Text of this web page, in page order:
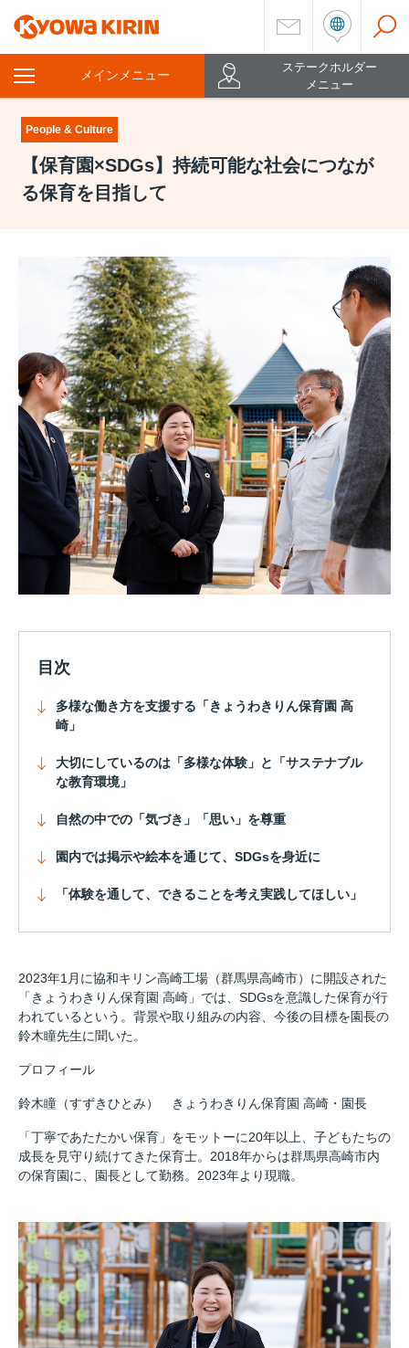
メインメニュー
を
開
く
ステークホルダー
メニュー
People & Culture
【保育園×SDGs】持続可能な社会につなが
る保育を目指して
目次
多様な働き方を支援する「きょうわきりん保育園 高
崎」
大切にしているのは「多様な体験」と「サステナブル
な教育環境」
自然の中での「気づき」「思い」を尊重
園内では掲示や絵本を通じて、SDGsを身近に
「体験を通して、できることを考え実践してほしい」
2023年1月に協和キリン高崎工場（群馬県高崎市）に開設された
「きょうわきりん保育園 高崎」では、SDGsを意識した保育が行
われているという。背景や取り組みの内容、今後の目標を園長の
鈴木瞳先生に聞いた。
プロフィール
鈴木瞳（すずきひとみ） きょうわきりん保育園 高崎・園長
「丁寧であたたかい保育」をモットーに20年以上、子どもたちの
成長を見守り続けてきた保育士。2018年からは群馬県高崎市内
の保育園に、園長として勤務。2023年より現職。